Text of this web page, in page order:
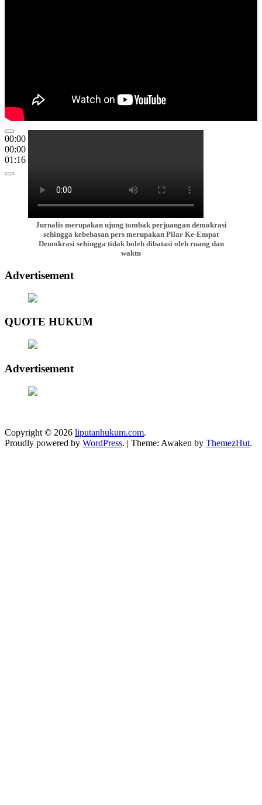
00:00
00:00
01:16
Jurnalis merupakan ujung tombak perjuangan demokrasi
sehingga kebebasan pers merupakan Pilar Ke-Empat
Demokrasi sehingga tidak boleh dibatasi oleh ruang dan
waktu
Advertisement
QUOTE HUKUM
Advertisement
Copyright © 2026 liputanhukum.com.
Proudly powered by WordPress. | Theme: Awaken by ThemezHut.